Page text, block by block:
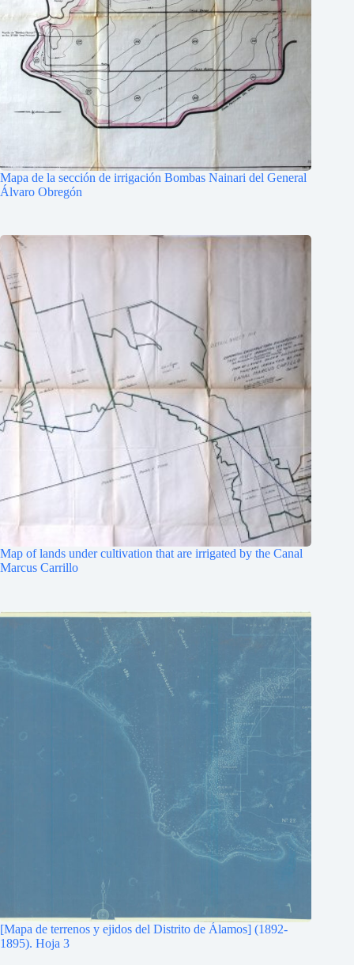
Mapa de la sección de irrigación Bombas Nainari del General
Álvaro Obregón
Map of lands under cultivation that are irrigated by the Canal
Marcus Carrillo
[Mapa de terrenos y ejidos del Distrito de Álamos] (1892-
1895). Hoja 3